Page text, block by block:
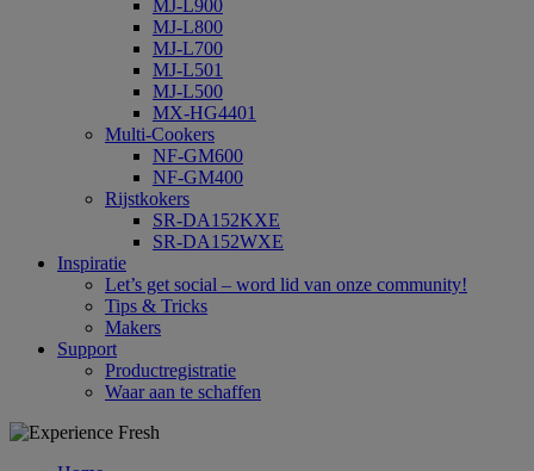
MJ-L900
MJ-L800
MJ-L700
MJ-L501
MJ-L500
MX-HG4401
Multi-Cookers
NF-GM600
NF-GM400
Rijstkokers
SR-DA152KXE
SR-DA152WXE
Inspiratie
Let’s get social – word lid van onze community!
Tips & Tricks
Makers
Support
Productregistratie
Waar aan te schaffen